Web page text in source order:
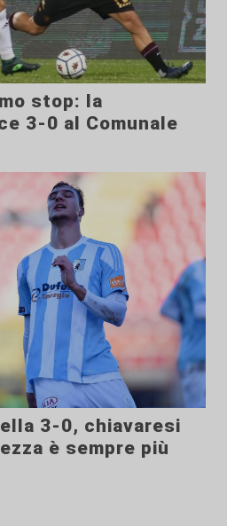
stop: la
3-0 al Comunale
3-0, chiavaresi
è sempre più